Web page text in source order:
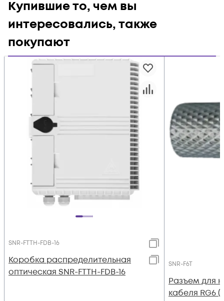
Купившие то, чем вы
интересовались, также
покупают
SNR-FTTH-FDB-16
Коробка распределительная
оптическая SNR-FTTH-FDB-16
SNR-F6T
Разъем для
кабеля RG6